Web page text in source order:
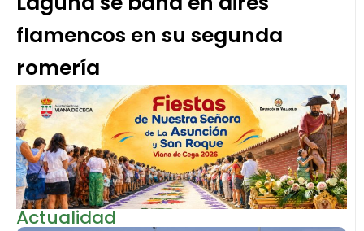
flamencos en su segunda
romería
Actualidad